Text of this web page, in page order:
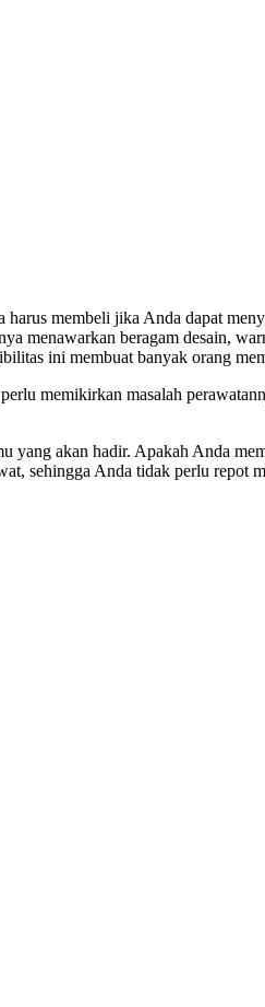
membeli jika Anda dapat
menawarkan beragam desain,
ini membuat banyak orang
memikirkan masalah
yang akan hadir. Apakah Anda
sehingga Anda tidak perlu repot